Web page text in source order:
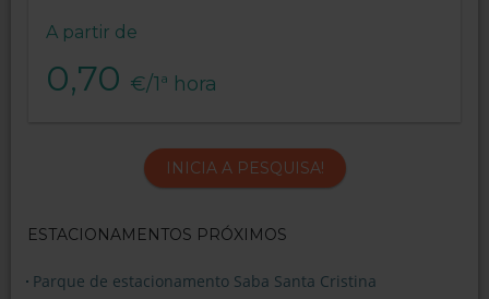
A partir de
0,70 €/1ª hora
INICIA A PESQUISA!
ESTACIONAMENTOS PRÓXIMOS
Parque de estacionamento Saba Santa Cristina